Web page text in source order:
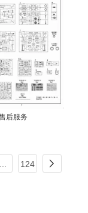
后服务
124